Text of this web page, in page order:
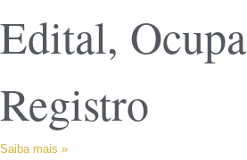
Edital,
Registro
Saiba mais »